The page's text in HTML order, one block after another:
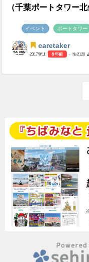
（千葉ポートタワー
イベント ポートタワー
caretaker
2017/8/11 8 年前 - №2120